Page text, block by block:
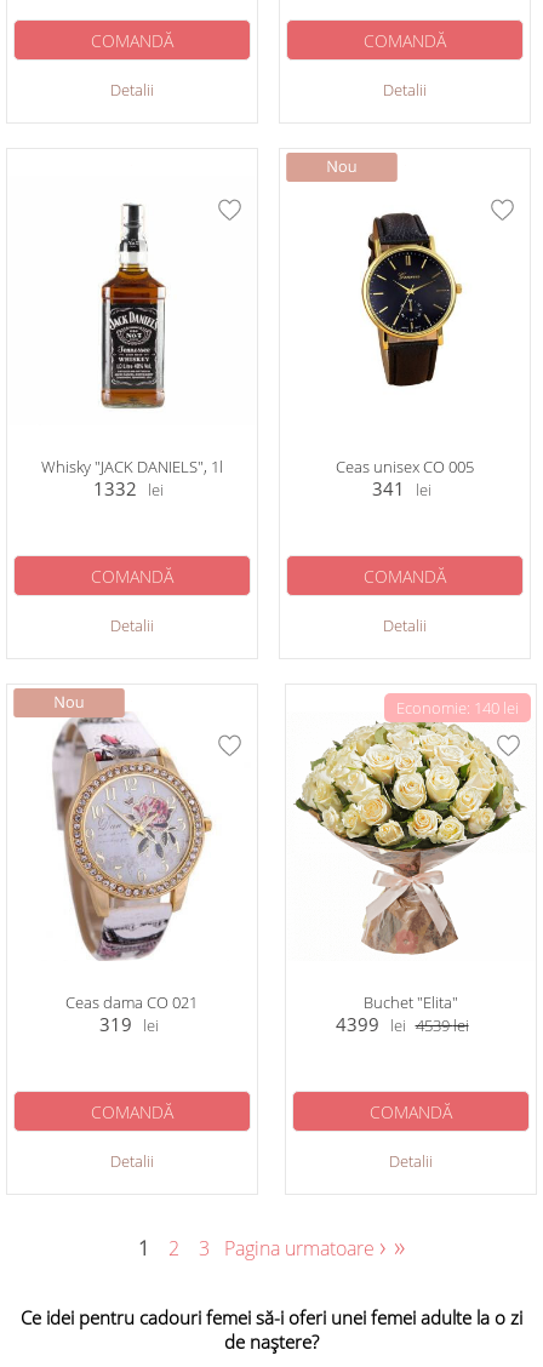
Detalii
COMANDĂ
Detalii
COMANDĂ
Whisky "JACK DANIELS", 1l
1332 lei
Detalii
COMANDĂ
Ceas unisex CO 005
341 lei
Detalii
COMANDĂ
Ceas dama CO 021
319 lei
Detalii
COMANDĂ
Economie: 140 lei
Buchet "Elita"
4399 lei 4539lei
Detalii
COMANDĂ
1 2 3 Pagina urmatoare › »
Ce idei pentru cadouri femei să-i oferi unei femei adulte la o zi
de naștere?